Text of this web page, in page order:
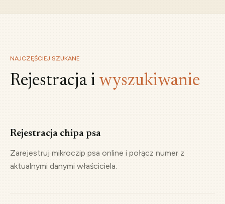
NAJCZĘŚCIEJ SZUKANE
Rejestracja i wyszukiwanie
Rejestracja chipa psa
Zarejestruj mikroczip psa online i połącz numer z
aktualnymi danymi właściciela.